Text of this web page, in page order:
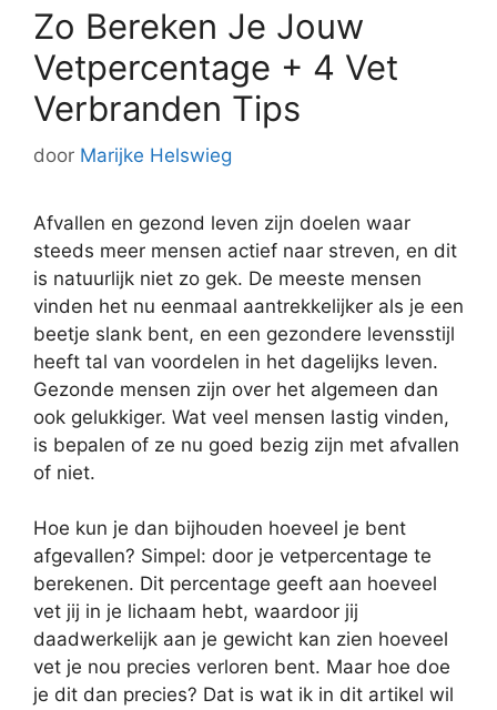
Zo Bereken Je Jouw
Vetpercentage + 4 Vet
Verbranden Tips
door Marijke Helswieg
Afvallen en gezond leven zijn doelen waar
steeds meer mensen actief naar streven, en dit
is natuurlijk niet zo gek. De meeste mensen
vinden het nu eenmaal aantrekkelijker als je een
beetje slank bent, en een gezondere levensstijl
heeft tal van voordelen in het dagelijks leven.
Gezonde mensen zijn over het algemeen dan
ook gelukkiger. Wat veel mensen lastig vinden,
is bepalen of ze nu goed bezig zijn met afvallen
of niet.
Hoe kun je dan bijhouden hoeveel je bent
afgevallen? Simpel: door je vetpercentage te
berekenen. Dit percentage geeft aan hoeveel
vet jij in je lichaam hebt, waardoor jij
daadwerkelijk aan je gewicht kan zien hoeveel
vet je nou precies verloren bent. Maar hoe doe
je dit dan precies? Dat is wat ik in dit artikel wil